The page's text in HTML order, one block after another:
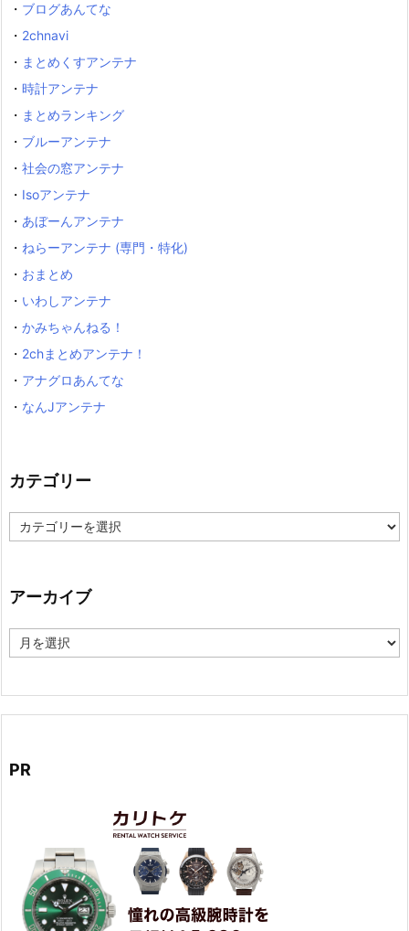
・ ブログあんてな
・ 2chnavi
・ まとめくすアンテナ
・ 時計アンテナ
・ まとめランキング
・ ブルーアンテナ
・ 社会の窓アンテナ
・ Isoアンテナ
・ あぼーんアンテナ
・ ねらーアンテナ (専門・特化)
・ おまとめ
・ いわしアンテナ
・ かみちゃんねる！
・ 2chまとめアンテナ！
・ アナグロあんてな
・ なんJアンテナ
カテゴリー
テ
ー
アーカイブ
ー
PR